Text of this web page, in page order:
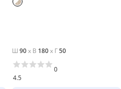
Ш 90x В 180x Г50
4.5
0